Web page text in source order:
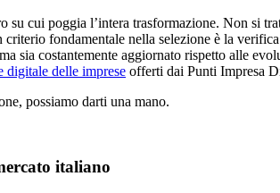
su cui poggia l’intera trasformazione. Non si
fondamentale nella selezione è la
sia costantemente aggiornato rispetto alle
digitale delle imprese offerti dai Punti Impresa
possiamo darti una mano.
italiano